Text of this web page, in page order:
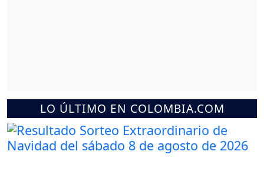
LO ÚLTIMO EN COLOMBIA.COM